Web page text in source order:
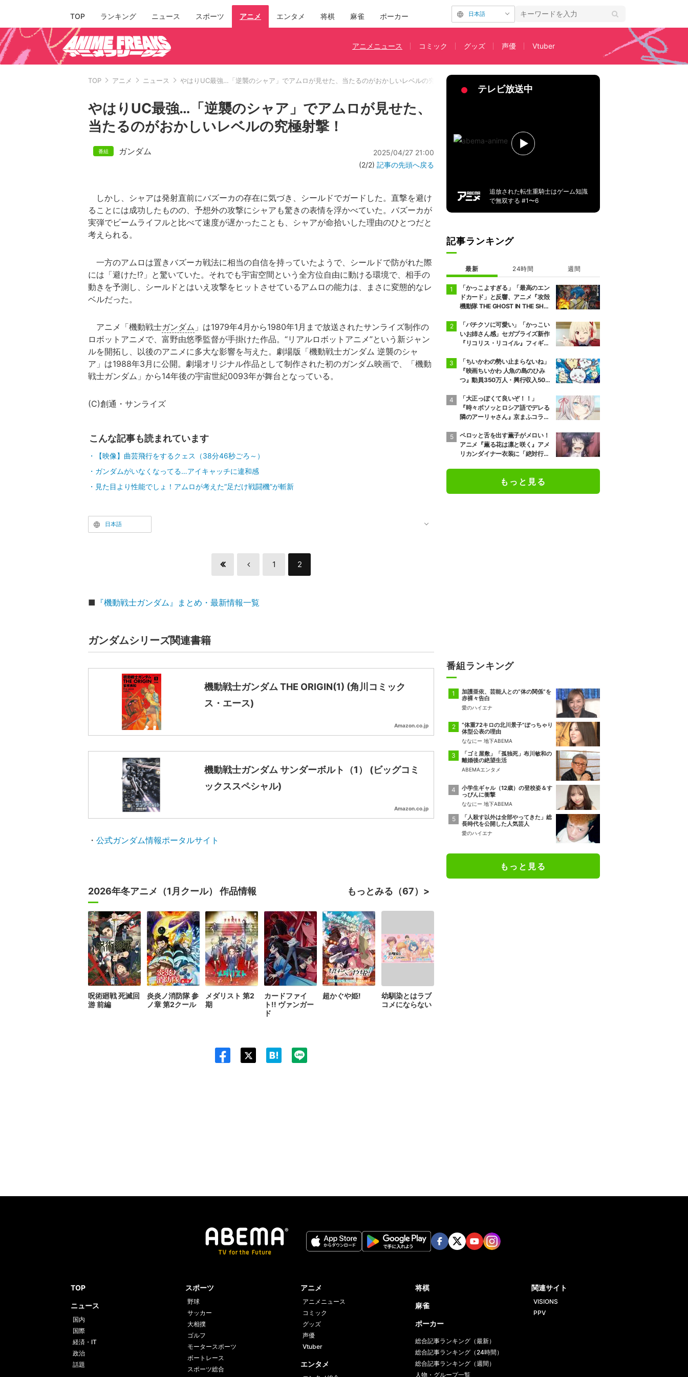
TOP ランキング ニュース スポーツ アニメ エンタメ 将棋 麻雀 ポーカー 日本語
アニメニュース コミック グッズ 声優 Vtuber
TOP アニメ ニュース やはりUC最強…「逆襲のシャア」でアムロが見せた、当たるのがおかしいレベルの究極射撃！
やはりUC最強…「逆襲のシャア」でアムロが見せた、
当たるのがおかしいレベルの究極射撃！
ガンダム
2025/04/27 21:00
(2/2) 記事の先頭へ戻る
しかし、シャアは発射直前にバズーカの存在に気づき、シールドでガードした。直撃を避け
ることには成功したものの、予想外の攻撃にシャアも驚きの表情を浮かべていた。バズーカが
実弾でビームライフルと比べて速度が遅かったことも、シャアが命拾いした理由のひとつだと
考えられる。
一方のアムロは置きバズーカ戦法に相当の自信を持っていたようで、シールドで防がれた際
には「避けた!?」と驚いていた。それでも宇宙空間という全方位自由に動ける環境で、相手の
動きを予測し、シールドとはいえ攻撃をヒットさせているアムロの能力は、まさに変態的なレ
ベルだった。
アニメ「機動戦士ガンダム 」は1979年4月から1980年1月まで放送されたサンライズ制作の
ロボットアニメで、富野由悠季監督が手掛けた作品。“リアルロボットアニメ”という新ジャン
ルを開拓し、以後のアニメに多大な影響を与えた。劇場版「機動戦士ガンダム 逆襲のシャ
ア」は1988年3月に公開。劇場オリジナル作品として制作された初のガンダム映画で、「機動
戦士ガンダム」から14年後の宇宙世紀0093年が舞台となっている。
(C)創通・サンライズ
こんな記事も読まれています
【映像】曲芸飛行をするクェス（38分46秒ごろ～）
ガンダムがいなくなってる…アイキャッチに違和感
見た目より性能でしょ！アムロが考えた“足だけ戦闘機”が斬新
日本語
1 2
■ 『機動戦士ガンダム』まとめ・最新情報一覧
ガンダムシリーズ関連書籍
機動戦士ガンダム THE ORIGIN(1) (角川コミック
ス・エース)
Amazon.co.jp
機動戦士ガンダム サンダーボルト（1） (ビッグコミ
ックススペシャル)
Amazon.co.jp
・ 公式ガンダム情報ポータルサイト
2026年冬アニメ（1月クール） 作品情報 もっとみる（67）
呪術廻戦 死滅回
游 前編
炎炎ノ消防隊 参
ノ章 第2クール
メダリスト 第2
期
カードファイ
ト!! ヴァンガー
ド
超かぐや姫!
幼馴染とはラブ
コメにならない
テレビ放送中
追放された転生重騎士はゲーム知識
で無双する #1〜6
記事ランキング
最新 24時間 週間
「かっこよすぎる」「最高のエン
ドカード」と反響、アニメ『攻殻
機動隊 THE GHOST IN THE SHEL
「バチクソに可愛い」「かっこい
いお姉さん感」セガプライズ新作
『リコリス・リコイル』フィギュ
「ちいかわの勢い止まらないね」
『映画ちいかわ 人魚の島のひみ
つ』動員350万人・興行収入50億
「大正っぽくて良いぞ！！」
『時々ボソッとロシア語でデレる
隣のアーリャさん』京まふコラボ
ペロッと舌を出す薫子がメロい！
アニメ『薫る花は凛と咲く』アメ
リカンダイナー衣装に「絶対行き
もっと見る
番組ランキング
加護亜依、芸能人との“体の関係”を
赤裸々告白
愛のハイエナ
“体重72キロの北川景子”ぽっちゃり
体型公表の理由
ななにー 地下ABEMA
「ゴミ屋敷」「孤独死」布川敏和の
離婚後の絶望生活
ABEMAエンタメ
小学生ギャル（12歳）の登校姿＆す
っぴんに衝撃
ななにー 地下ABEMA
「人殺す以外は全部やってきた」総
長時代を公開した人気芸人
愛のハイエナ
もっと見る
TOP
ニュース
国内
国際
経済・IT
政治
話題
スポーツ
野球
サッカー
大相撲
ゴルフ
モータースポーツ
ボートレース
スポーツ総合
アニメ
アニメニュース
コミック
グッズ
声優
Vtuber
エンタメ
将棋
麻雀
ポーカー
総合記事ランキング（最新）
総合記事ランキング（24時間）
総合記事ランキング（週間）
人物・グループ一覧
関連サイト
VISIONS
PPV